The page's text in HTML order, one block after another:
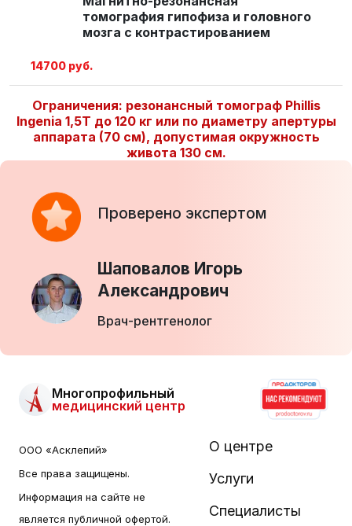
томография гипофиза и головного
мозга с контрастированием
14700 руб.
Ограничения: резонансный томограф Phillis
Ingenia 1,5Т до 120 кг или по диаметру апертуры
аппарата (70 см), допустимая окружность
живота 130 см.
Проверено экспертом
Шаповалов Игорь
Александрович
Врач-рентгенолог
Многопрофильный
медицинский центр
ООО «Асклепий»
Все права защищены.
Информация на сайте не
является публичной офертой.
О центре
Услуги
Специалисты